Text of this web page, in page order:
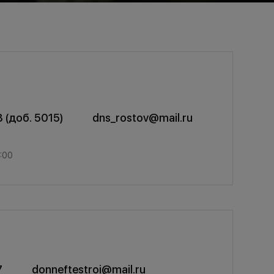
(доб. 5015) dns_rostov@mail.ru
donneftestroi@mail.ru